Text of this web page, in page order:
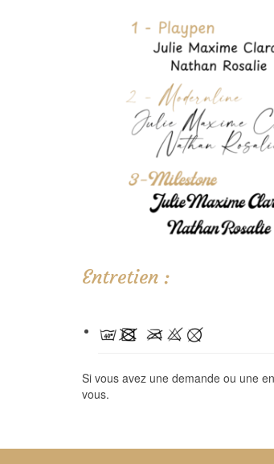
Entretien :
Si vous avez une demande ou une
vous.